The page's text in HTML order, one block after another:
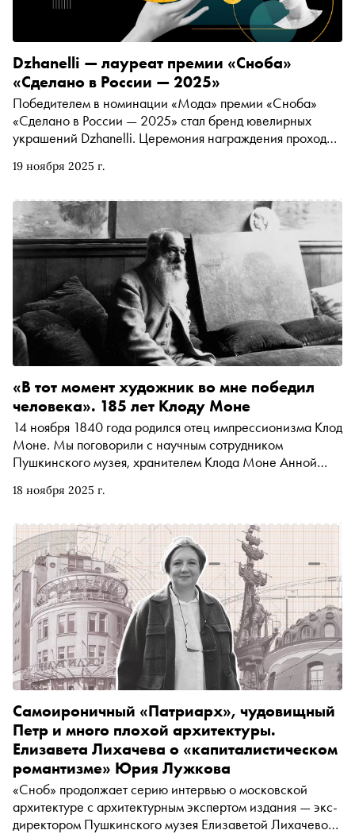
19 ноября 2025 г.
Dzhanelli — лауреат премии «Сноба»
«Сделано в России — 2025»
Победителем в номинации «Мода» премии «Сноба»
«Сделано в России — 2025» стал бренд ювелирных
украшений Dzhanelli. Церемония награждения проходит
18 ноября 2025 г.
«В тот момент художник во мне победил
человека». 185 лет Клоду Моне
14 ноября 1840 года родился отец импрессионизма Клод
Моне. Мы поговорили с научным сотрудником
Пушкинского музея, хранителем Клода Моне Анной
художнику совершить революцию в живописи, о его
импрессионистов рассорило дело Дрейфуса
Самоироничный «Патриарх», чудовищный
Петр и много плохой архитектуры.
Елизавета Лихачева о «капиталистическом
романтизме» Юрия Лужкова
«Сноб» продолжает серию интервью о московской
архитектуре с архитектурным экспертом издания — экс-
директором Пушкинского музея Елизаветой Лихачевой.